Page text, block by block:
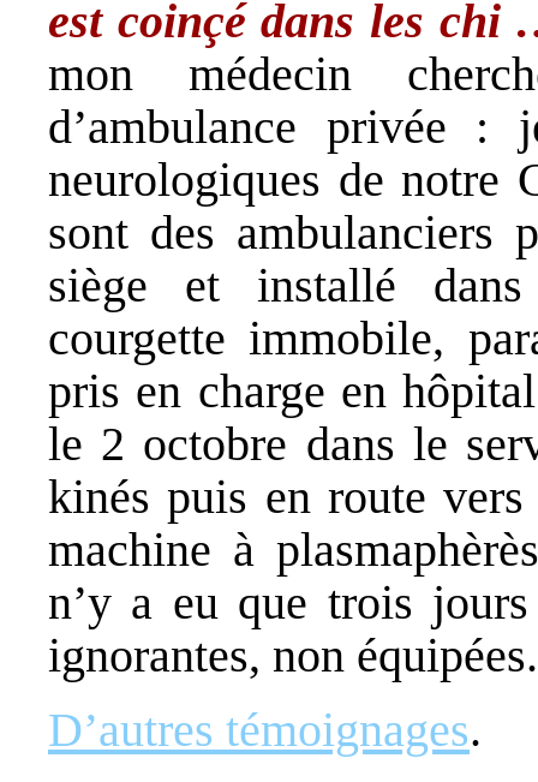
est coinçé dans les chi
mon médecin
d’ambulance privée :
neurologiques de
sont des ambulanciers
siège et installé
courgette immobile,
pris en charge en
le 2 octobre dans le
kinés puis en route
machine à
n’y a eu que trois
ignorantes, non équipées.
D’autres témoignages.